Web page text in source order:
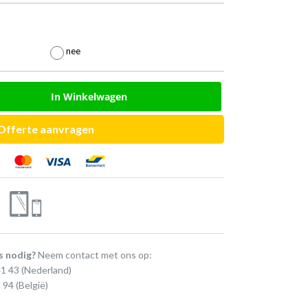
nee
In Winkelwagen
aanvragen
nodig?Neem contact met ons op:
43 (Nederland)
94(België)